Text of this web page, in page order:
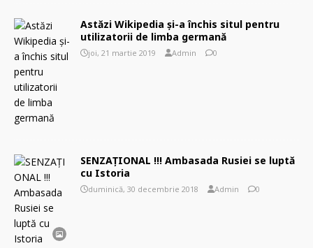
Astăzi Wikipedia și-a închis situl pentru
utilizatorii de limba germană
joi, 21 martie 2019 Admin 0
SENZAȚIONAL !!! Ambasada Rusiei se luptă
cu Istoria
duminică, 30 decembrie 2018 Admin 0